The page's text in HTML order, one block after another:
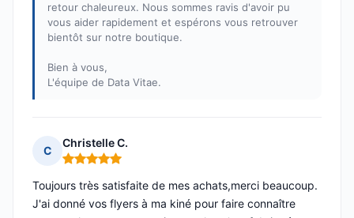
retour chaleureux. Nous sommes ravis d'avoir pu
vous aider rapidement et espérons vous retrouver
bientôt sur notre boutique.
Bien à vous,
L'équipe de Data Vitae.
C
Christelle C.
Note : 5 sur 5
Toujours très satisfaite de mes achats,merci beaucoup.
J'ai donné vos flyers à ma kiné pour faire connaître